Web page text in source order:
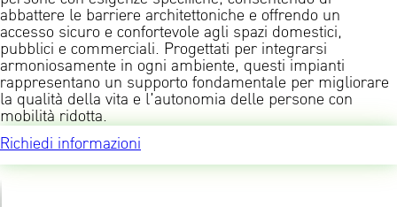
abbattere le barriere architettoniche e offrendo un
accesso sicuro e confortevole agli spazi domestici,
pubblici e commerciali. Progettati per integrarsi
armoniosamente in ogni ambiente, questi impianti
rappresentano un supporto fondamentale per migliorare
la qualità della vita e l’autonomia delle persone con
mobilità ridotta.
Richiedi informazioni